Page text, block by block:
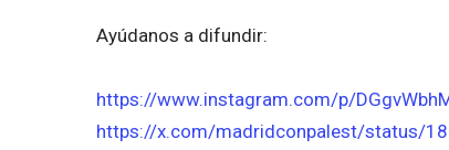
Ayúdanos a difundir:
https://www.instagram.com/p/
https://x.com/madridconpalest/status/